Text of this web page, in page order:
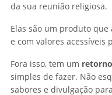
da sua reunião religiosa.
Elas são um produto
e com valores
Fora isso, tem um retorno
simples de fazer. Não
sabores e divulgação